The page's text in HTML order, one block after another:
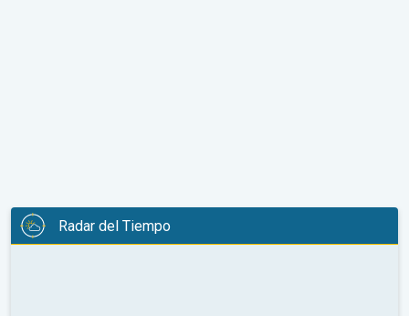
Radar del Tiempo